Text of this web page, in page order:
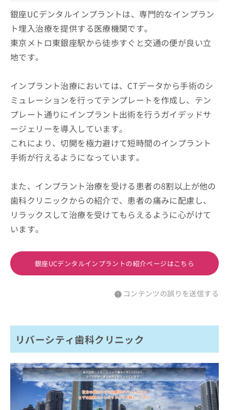
銀座UCデンタルインプラントは、専門的なインプラン
ト埋入治療を提供する医療機関です。
東京メトロ東銀座駅から徒歩すぐと交通の便が良い立
地です。
インプラント治療においては、CTデータから手術のシ
ミュレーションを行ってテンプレートを作成し、テン
プレート通りにインプラント出術を行うガイデッドサ
ージェリーを導入しています。
これにより、切開を極力避けて短時間のインプラント
手術が行えるようになっています。
また、インプラント治療を受ける患者の8割以上が他の
歯科クリニックからの紹介で、患者の痛みに配慮し、
リラックスして治療を受けてもらえるように心がけて
います。
銀座UCデンタルインプラントの紹介ページはこちら
コンテンツの誤りを送信する
リバーシティ歯科クリニック